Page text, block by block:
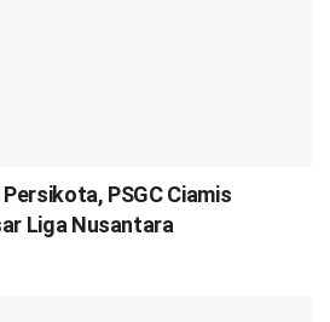
PSGC Ciamis
Liga Nusantara